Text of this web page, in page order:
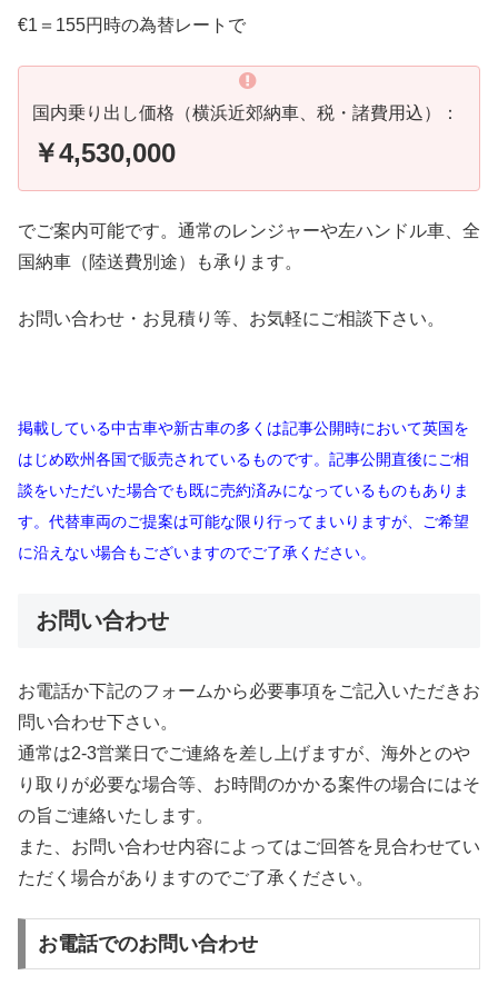
€1＝155円時の為替レートで
国内乗り出し価格（横浜近郊納車、税・諸費用込）：
￥4,530,000
でご案内可能です。通常のレンジャーや左ハンドル車、全
国納車（陸送費別途）も承ります。
お問い合わせ・お見積り等、お気軽にご相談下さい。
掲載している中古車や新古車の多くは記事公開時において英国を
はじめ欧州各国で販売されているものです。記事公開直後にご相
談をいただいた場合でも既に売約済みになっているものもありま
す。代替車両のご提案は可能な限り行ってまいりますが、ご希望
に沿えない場合もございますのでご了承ください。
お問い合わせ
お電話か下記のフォームから必要事項をご記入いただきお
問い合わせ下さい。
通常は2-3営業日でご連絡を差し上げますが、海外とのや
り取りが必要な場合等、お時間のかかる案件の場合にはそ
の旨ご連絡いたします。
また、お問い合わせ内容によってはご回答を見合わせてい
ただく場合がありますのでご了承ください。
お電話でのお問い合わせ